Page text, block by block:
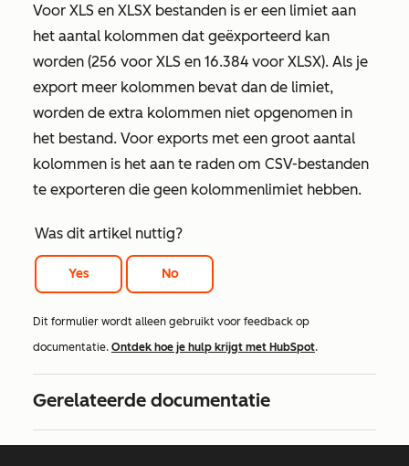
Voor XLS en XLSX bestanden is er een limiet aan
het aantal kolommen dat geëxporteerd kan
worden (256 voor XLS en 16.384 voor XLSX). Als je
export meer kolommen bevat dan de limiet,
worden de extra kolommen niet opgenomen in
het bestand. Voor exports met een groot aantal
kolommen is het aan te raden om CSV-bestanden
te exporteren die geen kolommenlimiet hebben.
Was dit artikel nuttig?
Yes No
Dit formulier wordt alleen gebruikt voor feedback op
documentatie. Ontdek hoe je hulp krijgt met HubSpot.
Gerelateerde documentatie